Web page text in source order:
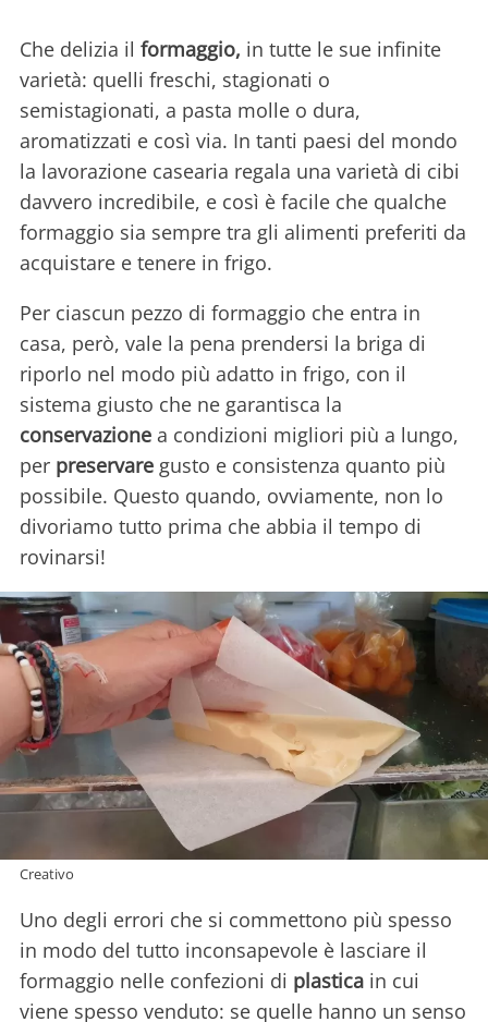
Che delizia il formaggio, in tutte le sue infinite
varietà: quelli freschi, stagionati o
semistagionati, a pasta molle o dura,
aromatizzati e così via. In tanti paesi del mondo
la lavorazione casearia regala una varietà di cibi
davvero incredibile, e così è facile che qualche
formaggio sia sempre tra gli alimenti preferiti da
acquistare e tenere in frigo.
Per ciascun pezzo di formaggio che entra in
casa, però, vale la pena prendersi la briga di
riporlo nel modo più adatto in frigo, con il
sistema giusto che ne garantisca la
conservazione a condizioni migliori più a lungo,
per preservare gusto e consistenza quanto più
possibile. Questo quando, ovviamente, non lo
divoriamo tutto prima che abbia il tempo di
rovinarsi!
Creativo
Uno degli errori che si commettono più spesso
in modo del tutto inconsapevole è lasciare il
formaggio nelle confezioni di plastica in cui
viene spesso venduto: se quelle hanno un senso